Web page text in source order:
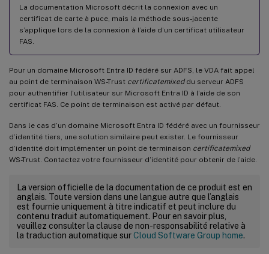
La documentation Microsoft décrit la connexion avec un
certificat de carte à puce, mais la méthode sous-jacente
s’applique lors de la connexion à l’aide d’un certificat utilisateur
FAS.
Pour un domaine Microsoft Entra ID fédéré sur ADFS, le VDA fait appel
au point de terminaison WS-Trust certificatemixeddu serveur ADFS
pour authentifier l’utilisateur sur Microsoft Entra ID à l’aide de son
certificat FAS. Ce point de terminaison est activé par défaut.
Dans le cas d’un domaine Microsoft Entra ID fédéré avec un fournisseur
d’identité tiers, une solution similaire peut exister. Le fournisseur
d’identité doit implémenter un point de terminaison certificatemixed
WS-Trust. Contactez votre fournisseur d’identité pour obtenir de l’aide.
La version officielle de la documentation de ce produit est en
anglais. Toute version dans une langue autre que l’anglais
est fournie uniquement à titre indicatif et peut inclure du
contenu traduit automatiquement. Pour en savoir plus,
veuillez consulter la clause de non-responsabilité relative à
la traduction automatique surCloud Software Group home.